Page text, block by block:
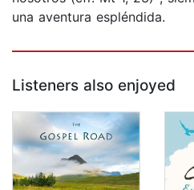
una aventura espléndida.
Listeners also enjoyed